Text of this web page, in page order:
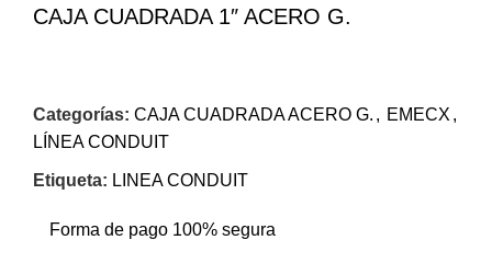
CAJA CUADRADA 1″ ACERO G.
Categorías: CAJA CUADRADA ACERO G. , EMECX ,
LÍNEA CONDUIT
Etiqueta: LINEA CONDUIT
Forma de pago 100% segura